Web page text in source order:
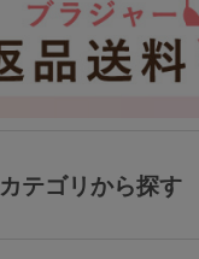
カテゴリから探す